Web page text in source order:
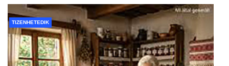
TIZENHETEDIK